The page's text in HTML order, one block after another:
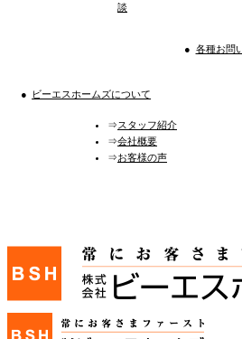
談
ビーエスホームズについて
スタッフ紹介
会社概要
お客様の声
各種お問